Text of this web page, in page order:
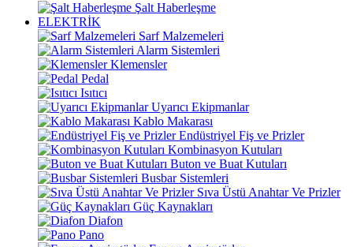
Şalt Haberleşme
ELEKTRİK
Sarf Malzemeleri
Alarm Sistemleri
Klemensler
Pedal
Isıtıcı
Uyarıcı Ekipmanlar
Kablo Makarası
Endüstriyel Fiş ve Prizler
Kombinasyon Kutuları
Buton ve Buat Kutuları
Busbar Sistemleri
Sıva Üstü Anahtar Ve Prizler
Güç Kaynakları
Diafon
Pano